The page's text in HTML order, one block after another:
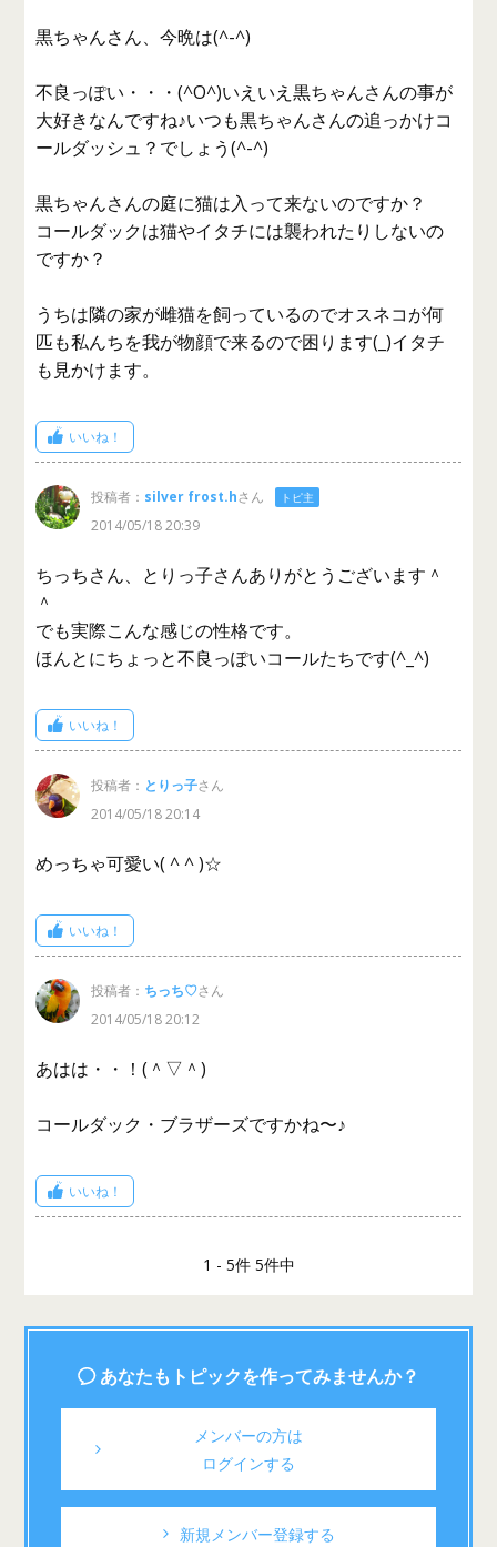
黒ちゃんさん、今晩は(^-^)
不良っぽい・・・(^O^)いえいえ黒ちゃんさんの事が
大好きなんですね♪いつも黒ちゃんさんの追っかけコ
ールダッシュ？でしょう(^-^)
黒ちゃんさんの庭に猫は入って来ないのですか？
コールダックは猫やイタチには襲われたりしないの
ですか？
うちは隣の家が雌猫を飼っているのでオスネコが何
匹も私んちを我が物顔で来るので困ります(_)イタチ
も見かけます。
いいね！
投稿者： silver frost.hさん トピ主
2014/05/18 20:39
ちっちさん、とりっ子さんありがとうございます＾
＾
でも実際こんな感じの性格です。
ほんとにちょっと不良っぽいコールたちです(^_^)
いいね！
投稿者： とりっ子さん
2014/05/18 20:14
めっちゃ可愛い( ^ ^ )☆
いいね！
投稿者： ちっち♡さん
2014/05/18 20:12
あはは・・！(＾▽＾)
コールダック・ブラザーズですかね〜♪
いいね！
1 - 5件 5件中
あなたもトピックを作ってみませんか？
メンバーの方は
ログインする
新規メンバー登録する